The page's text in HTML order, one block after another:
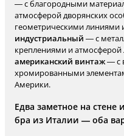
— с благородными
атмосферой дворянских
геометрическими
индустриальный — с
креплениями и атмосферой
американский винтаж— с
хромированными
Америки.
Едва заметное на
бра из Италии — оба